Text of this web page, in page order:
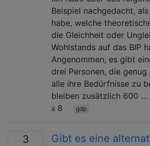
Beispiel nachgedacht,
habe, welche
die Gleichheit oder
Wohlstands auf das BIP
Angenommen, es gibt
drei Personen, die genug
alle ihre Bedürfnisse zu
bleiben zusätzlich 600 …
8
gdp
3
Gibt es eine